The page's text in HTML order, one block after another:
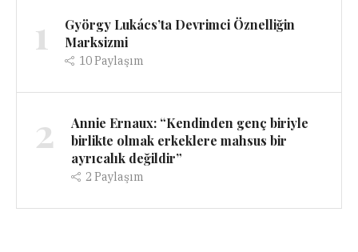
1
György Lukács’ta Devrimci Öznelliğin
Marksizmi
10Paylaşım
2
Annie Ernaux: “Kendinden genç biriyle
birlikte olmak erkeklere mahsus bir
ayrıcalık değildir”
2 Paylaşım